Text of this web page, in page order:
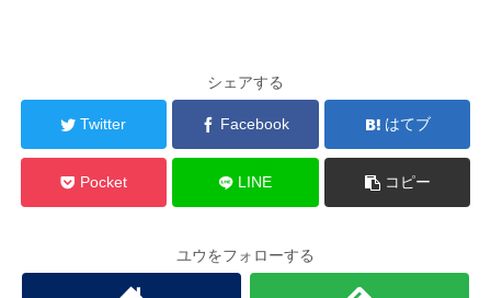
シェアする
Twitter Facebook はてブ
Pocket LINE コピー
ユウをフォローする